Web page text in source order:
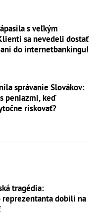
s veľkým
sa nevedeli dostať
do internetbankingu!
správanie Slovákov:
peniazmi, keď
riskovať?
tragédia:
reprezentanta dobili na